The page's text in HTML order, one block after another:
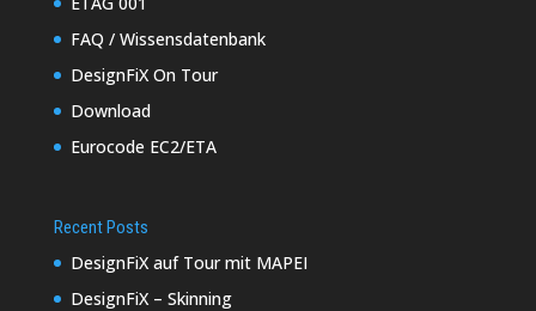
FAQ / Wissensdatenbank
DesignFiX On Tour
Download
Eurocode EC2/ETA
Recent Posts
DesignFiX auf Tour mit MAPEI
DesignFiX – Skinning